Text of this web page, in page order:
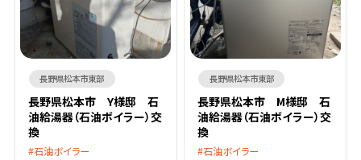
長野県松本市東部
長野県松本市 Y様邸 石
油給湯器（石油ボイラー）交
換
石油ボイラー
長野県松本市東部
長野県松本市 M様邸 石
油給湯器（石油ボイラー）交
換
石油ボイラー